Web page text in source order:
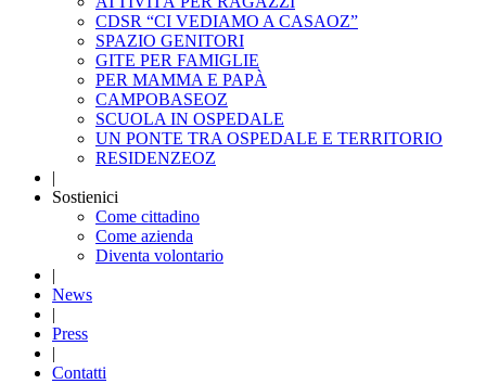
CDSR “CI VEDIAMO A CASAOZ”
SPAZIO GENITORI
GITE PER FAMIGLIE
PER MAMMA E PAPÀ
CAMPOBASEOZ
SCUOLA IN OSPEDALE
UN PONTE TRA OSPEDALE E TERRITORIO
RESIDENZEOZ
|
Sostienici
Come cittadino
Come azienda
Diventa volontario
|
News
|
Press
|
Contatti